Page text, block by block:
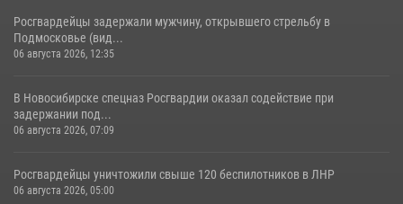
Росгвардейцы задержали мужчину, открывшего стрельбу в
Подмосковье (вид...
06 августа 2026, 12:35
В Новосибирске спецназ Росгвардии оказал содействие при
задержании под...
06 августа 2026, 07:09
Росгвардейцы уничтожили свыше 120 беспилотников в ЛНР
06 августа 2026, 05:00